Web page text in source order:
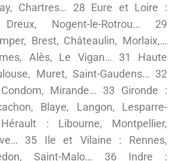
Chartres… 28 Eure et Loire :
Dreux, Nogent-le-Rotrou… 29
Brest, Châteaulin, Morlaix,…
Alès, Le Vigan… 31 Haute
Muret, Saint-Gaudens… 32
Mirande… 33 Gironde :
Blaye, Langon, Lesparre-
: Libourne, Montpellier,
35 Ile et Vilaine : Rennes,
Saint-Malo… 36 Indre :